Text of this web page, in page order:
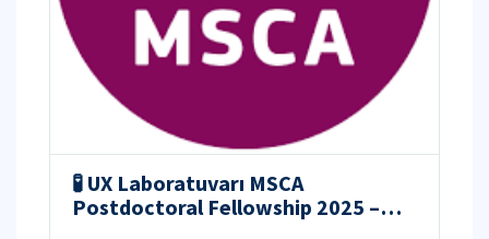
🧪 UX Laboratuvarı MSCA
Postdoctoral Fellowship 2025 –